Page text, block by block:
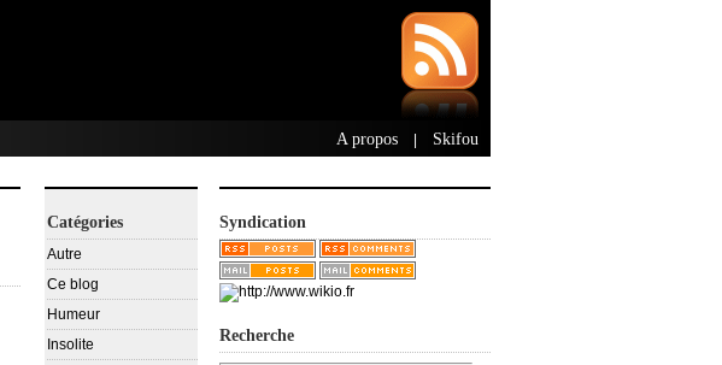
A propos Skifou
Catégories
Autre
Ce blog
Humeur
Insolite
Syndication
Recherche